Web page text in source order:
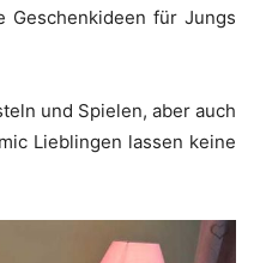
Geschenkideen für Jungs
und Spielen, aber auch
Lieblingen lassen keine